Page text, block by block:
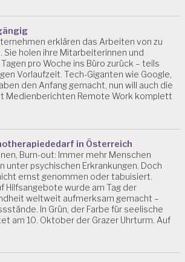
erklären das Arbeiten von zu
Sie holen ihre Mitarbeiterinnen und
pro Woche ins Büro zurück – teils
Vorlaufzeit. Tech-Giganten wie Google,
den Anfang gemacht, nun will auch die
Medienberichten Remote Work komplett
in Österreich
Burn-out: Immer mehr Menschen
unter psychischen Erkrankungen. Doch
ernst genommen oder tabuisiert.
Hilfsangebote wurde am Tag der
weltweit aufmerksam gemacht –
In Grün, der Farbe für seelische
am 10. Oktober der Grazer Uhrturm. Auf